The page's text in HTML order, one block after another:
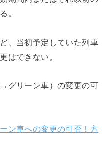
。
、当初予定していた列車
はできない。
グリーン車）の変更の可
ン車への変更の可否！方